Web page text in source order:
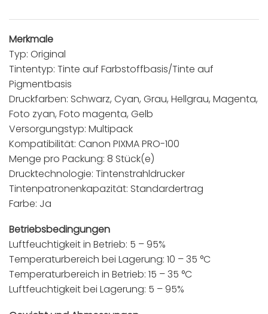
Merkmale
Typ: Original
Tintentyp: Tinte auf Farbstoffbasis/Tinte auf
Pigmentbasis
Druckfarben: Schwarz, Cyan, Grau, Hellgrau, Magenta,
Foto zyan, Foto magenta, Gelb
Versorgungstyp: Multipack
Kompatibilität: Canon PIXMA PRO-100
Menge pro Packung: 8 Stück(e)
Drucktechnologie: Tintenstrahldrucker
Tintenpatronenkapazität: Standardertrag
Farbe: Ja
Betriebsbedingungen
Luftfeuchtigkeit in Betrieb: 5 – 95%
Temperaturbereich bei Lagerung: 10 – 35 °C
Temperaturbereich in Betrieb: 15 – 35 °C
Luftfeuchtigkeit bei Lagerung: 5 – 95%